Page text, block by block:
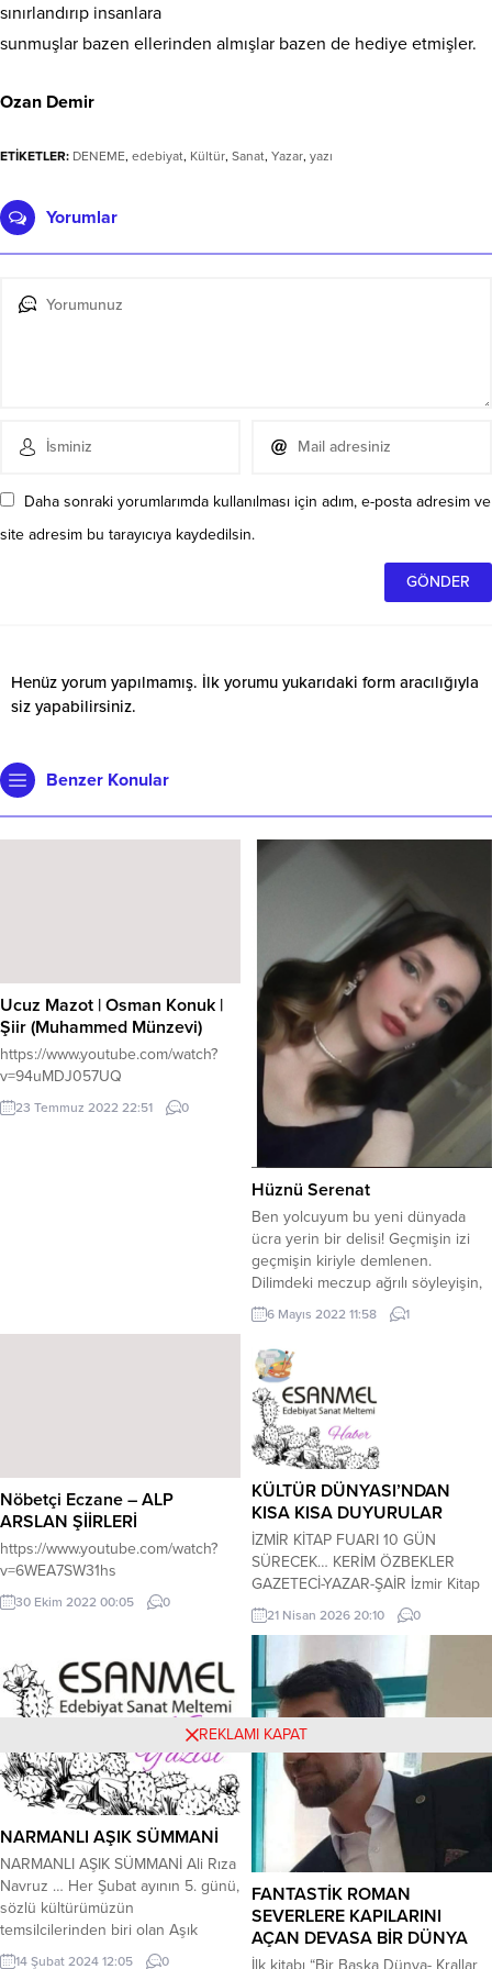
sınırlandırıp insanlara
sunmuşlar bazen ellerinden almışlar bazen de hediye etmişler.
Ozan Demir
ETİKETLER: DENEME, edebiyat, Kültür, Sanat, Yazar, yazı
Yorumlar
Daha sonraki yorumlarımda kullanılması için adım, e-posta adresim ve
site adresim bu tarayıcıya kaydedilsin.
Henüz yorum yapılmamış. İlk yorumu yukarıdaki form aracılığıyla
siz yapabilirsiniz.
Benzer Konular
Ucuz Mazot | Osman Konuk |
Şiir (Muhammed Münzevi)
https://www.youtube.com/watch?
v=94uMDJ057UQ
23 Temmuz 2022 22:51 0
Hüznü Serenat
Ben yolcuyum bu yeni dünyada
ücra yerin bir delisi! Geçmişin izi
geçmişin kiriyle demlenen.
Dilimdeki meczup ağrılı söyleyişin,
telaffuzuyum. Dillerin söylediği
gözlerin gördüğü zifiri karanlıkta
dilenen bir dilenciyim… Zamanın
falancası ,yolun hancısı Nerede bu
eştigin yaranın sancısı? Saadetin
huzurun sessiz kamçısı Gülen
Gül’ün dikeninin sinsi acısı Bir
bahardan koptum bu...
6 Mayıs 2022 11:58 1
Nöbetçi Eczane – ALP
ARSLAN ŞİİRLERİ
https://www.youtube.com/watch?
v=6WEA7SW31hs
30 Ekim 2022 00:05 0
KÜLTÜR DÜNYASI’NDAN
KISA KISA DUYURULAR
İZMİR KİTAP FUARI 10 GÜN
SÜRECEK… KERİM ÖZBEKLER
GAZETECİ-YAZAR-ŞAİR İzmir Kitap
Fuarı 17-26 Nisan 2026 tarihleri
arasında eski İzmir Enternasyonel
Fuarı içinde açılacak ve 10 gün
sürecek, bir çok yazar ve şair bu
fuarda yer alacak. Söyleşiler-şiir
dinletileri-imza günleri-sergiler-
paneller yapılacak, yeni fuar İzmir’in
Gaziemir İlçesine 10 kilometre
uzaklıkta olduğu için...
21 Nisan 2026 20:10 0
NARMANLI AŞIK SÜMMANİ
NARMANLI AŞIK SÜMMANİ Ali Rıza
Navruz … Her Şubat ayının 5. günü,
sözlü kültürümüzün
temsilcilerinden biri olan Aşık
Sümmani’nin ölüm günü oluyor. Bir
14 Şubat 2024 12:05 0
FANTASTİK ROMAN
SEVERLERE KAPILARINI
AÇAN DEVASA BİR DÜNYA
REKLAMI KAPAT